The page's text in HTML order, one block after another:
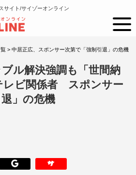
サイト/サイゾーオンライン
> 中居正広、スポンサー次第で「強制引退」の危機
ル解決強調も「世間納
レビ関係者 スポンサー
」の危機